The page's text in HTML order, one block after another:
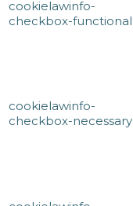
cookielawinfo-
checkbox-functional
cookielawinfo-
checkbox-necessary